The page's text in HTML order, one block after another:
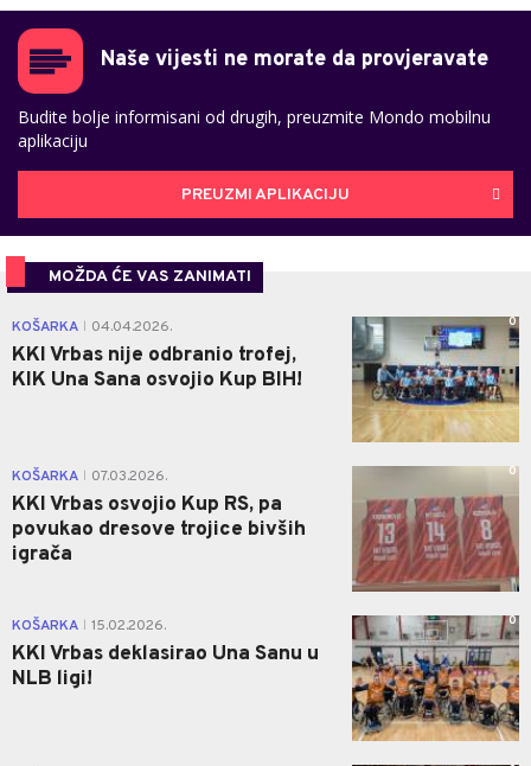
Naše vijesti ne morate da provjeravate
Budite bolje informisani od drugih, preuzmite Mondo mobilnu
aplikaciju
PREUZMI APLIKACIJU
MOŽDA ĆE VAS ZANIMATI
KOŠARKA 04.04.2026.
KKI Vrbas nije odbranio trofej,
KIK Una Sana osvojio Kup BIH!
0
KOŠARKA 07.03.2026.
KKI Vrbas osvojio Kup RS, pa
povukao dresove trojice bivših
igrača
0
KOŠARKA 15.02.2026.
KKI Vrbas deklasirao Una Sanu u
NLB ligi!
0